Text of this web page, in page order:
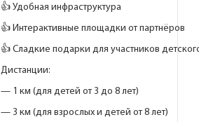
👍 Удобная инфраструктура
👍 Интерактивные площадки от партнёров
👍 Сладкие подарки для участников
Дистанции:
— 1 км (для детей от 3 до 8 лет)
— 3 км (для взрослых и детей от 8 лет)